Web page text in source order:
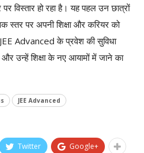
पर विस्तार हो रहा है। यह पहल उन छात्रों
स्तर पर अपनी शिक्षा और करियर को
Advanced के प्रवेश की सुविधा
उन्हें शिक्षा के नए आयामों में जाने का
JEE Advanced
Twitter Google+